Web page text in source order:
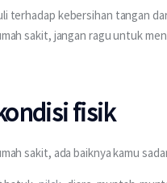
terhadap kebersihan tangan
sakit, jangan ragu untuk
fisik
sakit, ada baiknya kamu